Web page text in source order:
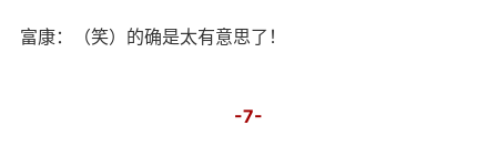
富康：（笑）的确是太有意思了！
-7-